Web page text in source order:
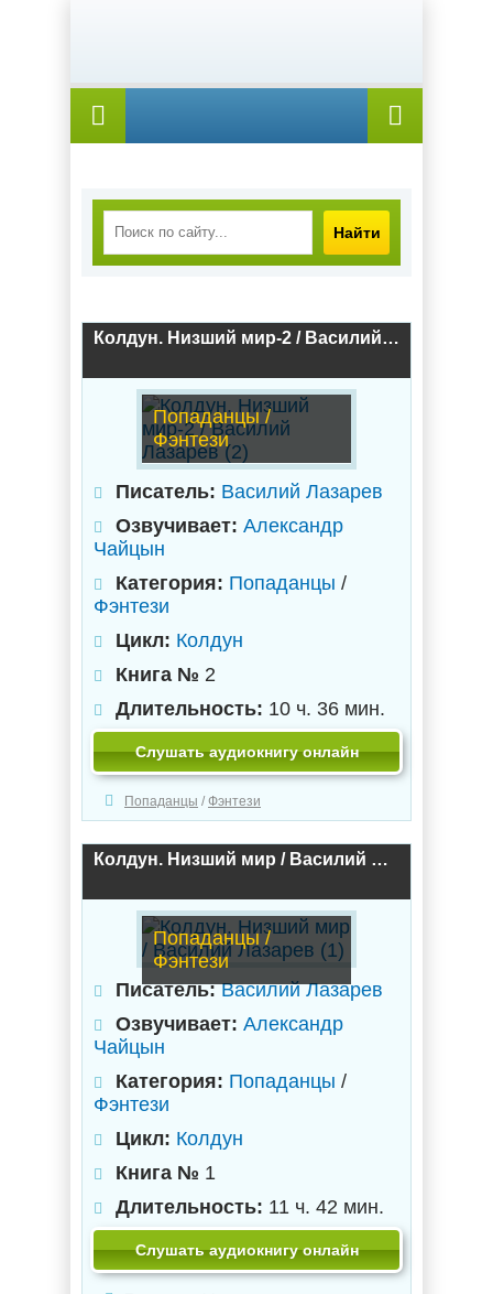
Найти
Колдун. Низший мир-2 / Василий Лазарев (2)
Попаданцы /
Фэнтези
Писатель: Василий Лазарев
Озвучивает: Александр
Чайцын
Категория: Попаданцы /
Фэнтези
Цикл: Колдун
Книга № 2
Длительность: 10 ч. 36 мин.
Слушать аудиокнигу онлайн
Попаданцы / Фэнтези
Колдун. Низший мир / Василий Лазарев (1)
Попаданцы /
Фэнтези
Писатель: Василий Лазарев
Озвучивает: Александр
Чайцын
Категория: Попаданцы /
Фэнтези
Цикл: Колдун
Книга № 1
Длительность: 11 ч. 42 мин.
Слушать аудиокнигу онлайн